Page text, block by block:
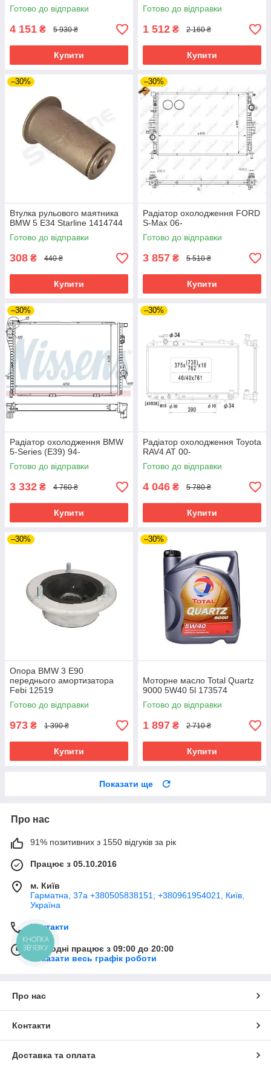
Готово до відправки
4 151 ₴ 5 930 ₴
Купити
Готово до відправки
1 512 ₴ 2 160 ₴
Купити
–30%
Втулка рульового маятника
BMW 5 E34 Starline 1414744
Готово до відправки
308 ₴ 440 ₴
Купити
–30%
Радіатор охолодження FORD
S-Max 06-
Готово до відправки
3 857 ₴ 5 510 ₴
Купити
–30%
Радіатор охолодження BMW
5-Series (E39) 94-
Готово до відправки
3 332 ₴ 4 760 ₴
Купити
–30%
Радіатор охолодження Toyota
RAV4 AT 00-
Готово до відправки
4 046 ₴ 5 780 ₴
Купити
–30%
Опора BMW 3 E90
переднього амортизатора
Febi 12519
Готово до відправки
973 ₴ 1 390 ₴
Купити
–30%
Моторне масло Total Quartz
9000 5W40 5l 173574
Готово до відправки
1 897 ₴ 2 710 ₴
Купити
Показати ще
Про нас
91% позитивних з 1550 відгуків за рік
Працює з 05.10.2016
м. Київ
Гарматна, 37а +380505838151; +380961954021, Київ,
Україна
Контакти
Сьогодні працює з 09:00 до 20:00
Показати весь графік роботи
Про нас
Контакти
Доставка та оплата
КНОПКА
ЗВ'ЯЗКУ